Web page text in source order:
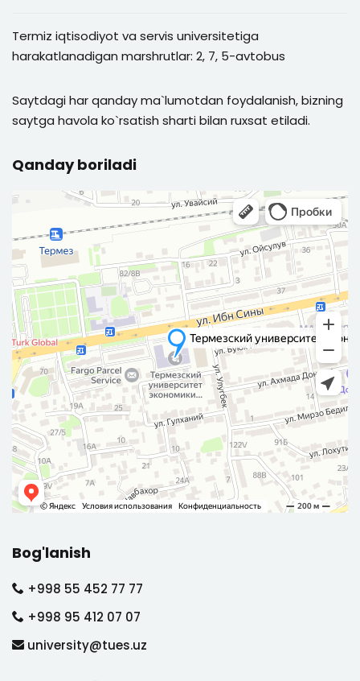
Termiz iqtisodiyot va servis universitetiga
harakatlanadigan marshrutlar: 2, 7, 5-avtobus
Saytdagi har qanday ma`lumotdan foydalanish, bizning
saytga havola ko`rsatish sharti bilan ruxsat etiladi.
Qanday boriladi
Bog'lanish
+998 55 452 77 77
+998 95 412 07 07
university@tues.uz